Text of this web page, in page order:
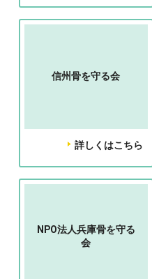
信州骨を守る会
詳しくはこちら
NPO法人兵庫骨を守る
会